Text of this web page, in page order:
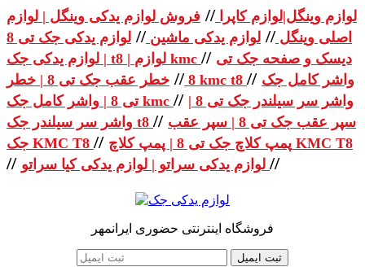
لوازم وینگل|لوازم کاپرا // فروش لوازم یدکی وینگل | لوازم
اصلی وینگل // لوازم یدکی ماشین //
لوازم یدکی جک تی 8
| لوازم یدکی جک t8 | لوازم kmc // دیسک و صفحه جک تی
8
// خطر عقب جک تی 8 | خطر kmc t8 // واشر کامل جک
تی 8 | واشر کامل جک kmc // واشر سر سیلندر جک تی 8 |
واشر سر سیلندر جک t8 // سپر عقب جک تی 8 | سپر عقب
جک KMC T8 // پمپ کلاچ جک تی 8 | پمپ کلاچ KMC T8
// //
فروشگاه اینترنتی حضوری ایرانمهر
ثبت ایمیل